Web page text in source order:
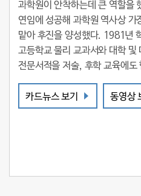
과학원이 안착하는데 큰 역할을
연임에 성공해 과학원 역사상
맡아 후진을 양성했다. 1981년
고등학교 물리 교과서와 대학 및
전문서적을 저술, 후학 교육에도
카드뉴스 보기 동영상